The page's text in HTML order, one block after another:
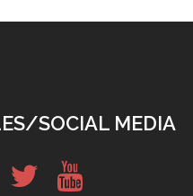
SOCIAL MEDIA